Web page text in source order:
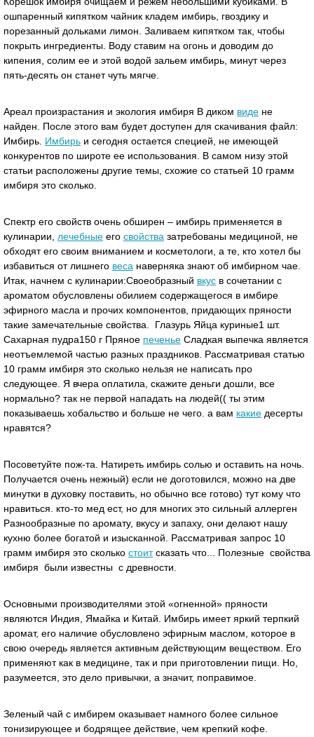
ошпаренный кипятком чайник кладем имбирь, гвоздику и
порезанный дольками лимон. Заливаем кипятком так, чтобы
покрыть ингредиенты. Воду ставим на огонь и доводим до
кипения, солим ее и этой водой зальем имбирь, минут через
пять-десять он станет чуть мягче.
Ареал произрастания и экология имбиря В диком виде не
найден. После этого вам будет доступен для скачивания файл:
Имбирь. Имбирь и сегодня остается специей, не имеющей
конкурентов по широте ее использования. В самом низу этой
статьи расположены другие темы, схожие со статьей 10 грамм
имбиря это сколько.
Спектр его свойств очень обширен – имбирь применяется в
кулинарии, лечебные его свойства затребованы медициной, не
обходят его своим вниманием и косметологи, а те, кто хотел бы
избавиться от лишнего веса наверняка знают об имбирном чае.
Итак, начнем с кулинарии:Своеобразный вкус в сочетании с
ароматом обусловлены обилием содержащегося в имбире
эфирного масла и прочих компонентов, придающих пряности
такие замечательные свойства. Глазурь Яйца куриные1 шт.
Сахарная пудра150 г Пряное печенье Сладкая выпечка является
неотъемлемой частью разных праздников. Рассматривая статью
10 грамм имбиря это сколько нельзя не написать про
следующее. Я вчера оплатила, скажите деньги дошли, все
нормально? так не первой нападать на людей(( ты этим
показываешь хобальство и больше не чего. а вам какие десерты
нравятся?
Посоветуйте пож-та. Натиреть имбирь солью и оставить на ночь.
Получается очень нежный) если не доготовился, можно на две
минутки в духовку поставить, но обычно все готово) тут кому что
нравиться. кто-то мед ест, но для многих это сильный аллерген
Разнообразные по аромату, вкусу и запаху, они делают нашу
кухню более богатой и изысканной. Рассматривая запрос 10
грамм имбиря это сколько стоитсказать что... Полезные свойства
имбиря были известны с древности.
Основными производителями этой «огненной» пряности
являются Индия, Ямайка и Китай. Имбирь имеет яркий терпкий
аромат, его наличие обусловлено эфирным маслом, которое в
свою очередь является активным действующим веществом. Его
применяют как в медицине, так и при приготовлении пищи. Но,
разумеется, это дело привычки, а значит, поправимое.
Зеленый чай с имбирем оказывает намного более сильное
тонизирующее и бодрящее действие, чем крепкий кофе.